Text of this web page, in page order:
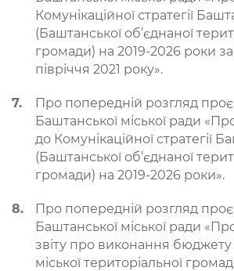
Комунікаційної стратегії
(Баштанської об’єднаної
громади) на 2019-2026 роки за
півріччя 2021 року».
Про попередній розгляд
Баштанської міської ради
до Комунікаційної стратегії
(Баштанської об’єднаної
громади) на 2019-2026 роки».
Про попередній розгляд
Баштанської міської ради
звіту про виконання бюджету
міської територіальної